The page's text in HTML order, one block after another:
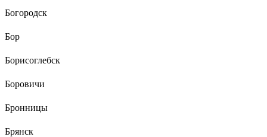
Богородск
Бор
Борисоглебск
Боровичи
Бронницы
Брянск